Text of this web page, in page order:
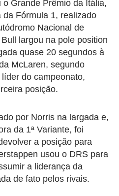
o Grande Prêmio da Itália,
da Fórmula 1, realizado
Nacional de
largou na pole position
quase 20 segundos à
McLaren, segundo
do campeonato,
posição.
por Norris na largada e,
da 1ª Variante, foi
a posição para
usou o DRS para
a liderança da
de fato pelos rivais.